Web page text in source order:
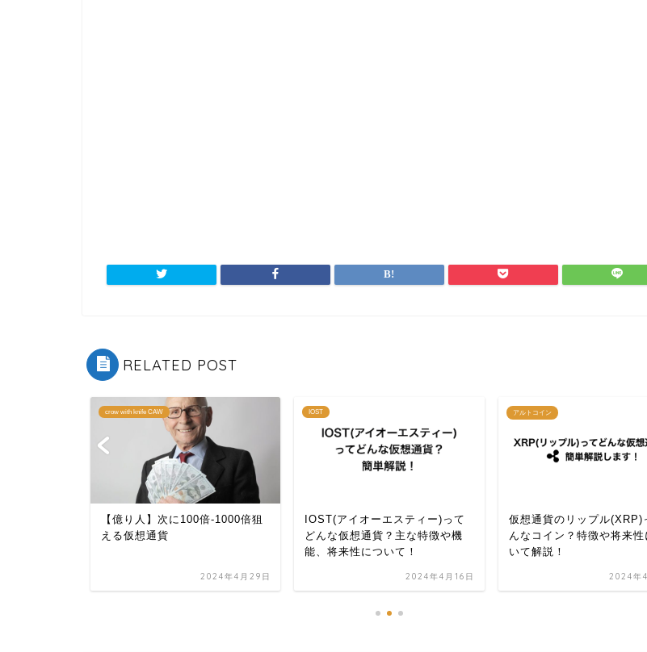
RELATED POST
crow with knife CAW
【億り人】次に100倍-1000倍狙
える仮想通貨
2024年4月29日
IOST
IOST(アイオーエスティー)って
どんな仮想通貨？主な特徴や機
能、将来性について！
2024年4月16日
アルトコイン
仮想通貨のリップル(XRP)
んなコイン？特徴や将来性
いて解説！
2024年